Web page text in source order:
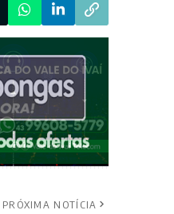
PRÓXIMA NOTÍCIA